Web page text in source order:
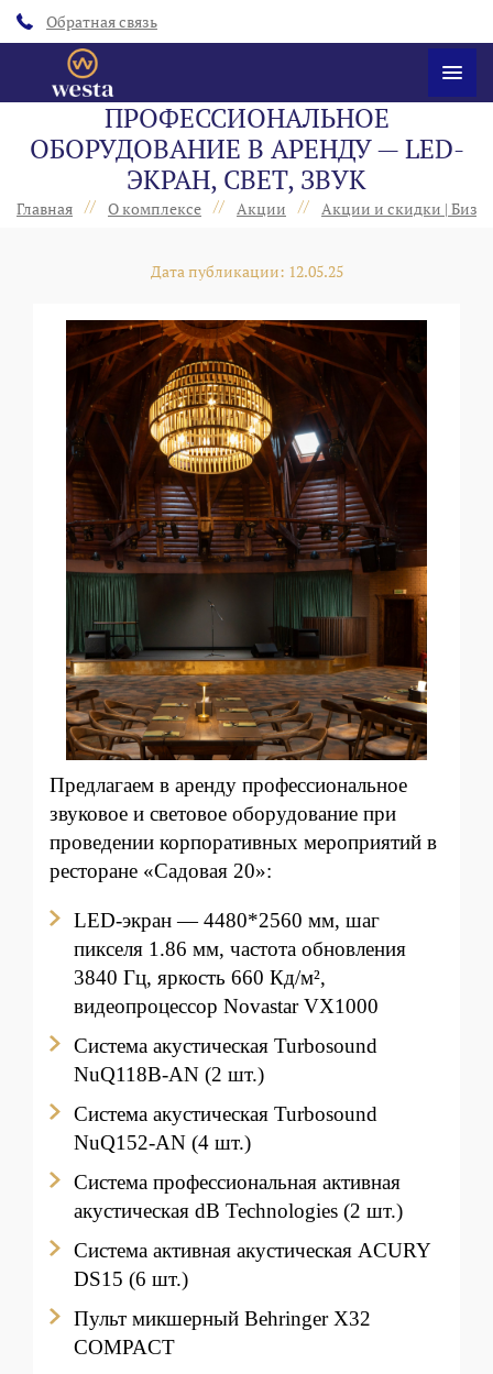
Обратная связь
ПРОФЕССИОНАЛЬНОЕ
ОБОРУДОВАНИЕ В АРЕНДУ — LED-
ЭКРАН, СВЕТ, ЗВУК
Главная // О комплексе // Акции // Акции и скидки |
Дата публикации: 12.05.25
Предлагаем в аренду профессиональное
звуковое и световое оборудование при
проведении корпоративных мероприятий в
ресторане «Садовая 20»:
LED-экран — 4480*2560 мм, шаг
пикселя 1.86 мм, частота обновления
3840 Гц, яркость 660 Кд/м²,
видеопроцессор Novastar VX1000
Система акустическая Turbosound
NuQ118B-AN (2 шт.)
Система акустическая Turbosound
NuQ152-AN (4 шт.)
Система профессиональная активная
акустическая dB Technologies (2 шт.)
Система активная акустическая ACURY
DS15 (6 шт.)
Пульт микшерный Behringer X32
COMPACT